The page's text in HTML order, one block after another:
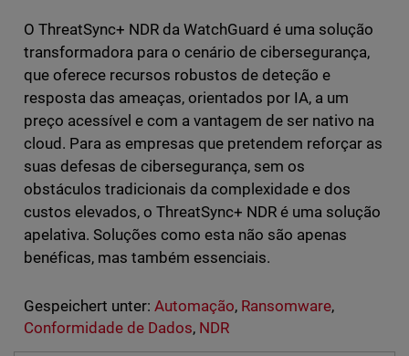
O ThreatSync+ NDR da WatchGuard é uma solução
transformadora para o cenário de cibersegurança,
que oferece recursos robustos de deteção e
resposta das ameaças, orientados por IA, a um
preço acessível e com a vantagem de ser nativo na
cloud. Para as empresas que pretendem reforçar as
suas defesas de cibersegurança, sem os
obstáculos tradicionais da complexidade e dos
custos elevados, o ThreatSync+ NDR é uma solução
apelativa. Soluções como esta não são apenas
benéficas, mas também essenciais.
Gespeichert unter: Automação, Ransomware,
Conformidade de Dados, NDR